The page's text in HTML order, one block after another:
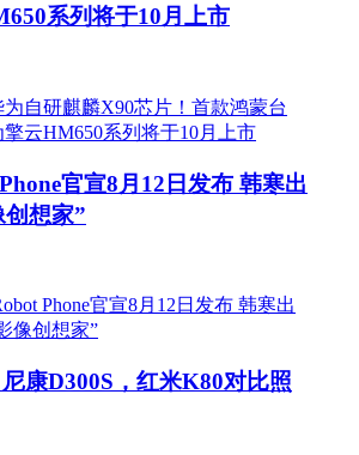
系列将于10月上市
官宣8月12日发布 韩寒出
想家”
康D300S，红米K80对比照